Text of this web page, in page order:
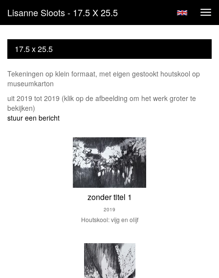
Lisanne Sloots - 17.5 X 25.5
17.5 x 25.5
Tekeningen op klein formaat, met eigen gestookt houtskool op
museumkarton
uit 2019 tot 2019 (klik op de afbeelding om het werk groter te
bekijken)
stuur een bericht
zonder titel 1
2019
Houtskool: vijg en olijf